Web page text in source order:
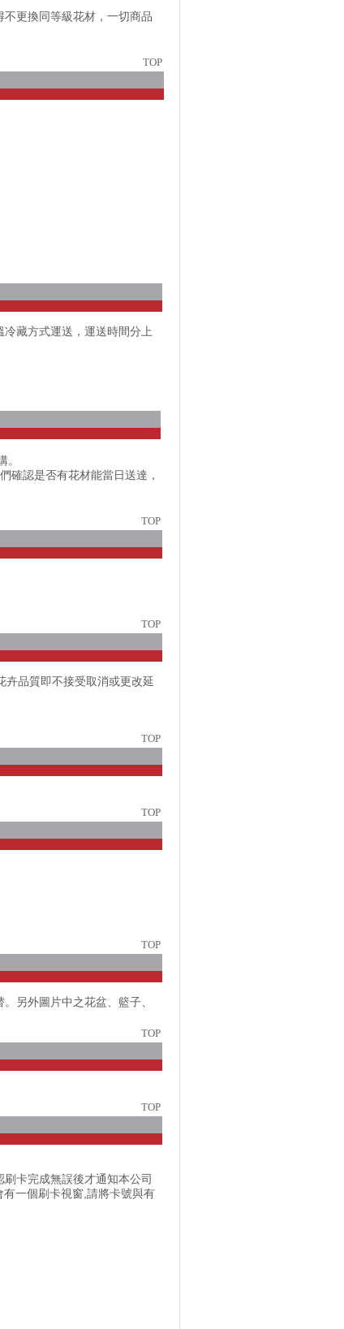
更換同等級花材，一切商品
TOP
藏方式運送，運送時間分上
確認是否有花材能當日送達，
TOP
TOP
卉品質即不接受取消或更改延
TOP
TOP
TOP
另外圖片中之花盆、籃子、
TOP
TOP
卡完成無誤後才通知本公司
一個刷卡視窗,請將卡號與有